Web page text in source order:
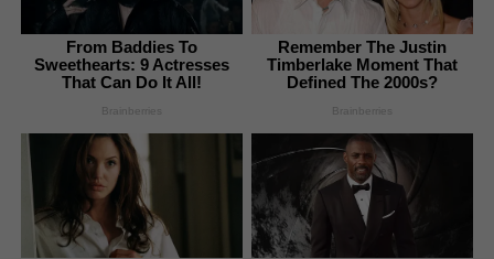
From Baddies To
Sweethearts: 9 Actresses
That Can Do It All!
Brainberries
Remember The Justin
Timberlake Moment That
Defined The 2000s?
Brainberries